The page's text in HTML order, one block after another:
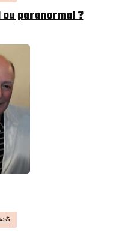
paranormal ?